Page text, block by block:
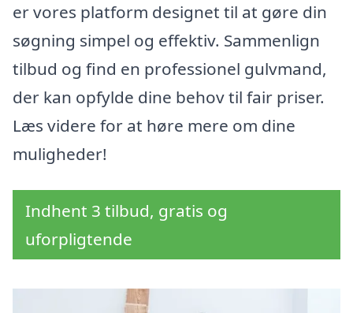
er vores platform designet til at gøre din
søgning simpel og effektiv. Sammenlign
tilbud og find en professionel gulvmand,
der kan opfylde dine behov til fair priser.
Læs videre for at høre mere om dine
muligheder!
Indhent 3 tilbud, gratis og
uforpligtende